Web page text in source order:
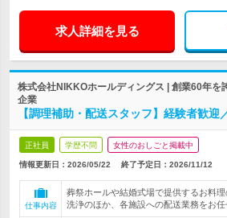
求人詳細を見る
株式会社NIKKOホールディングス | 創業60年を
企業
【調理補助・配送スタッフ】経験者歓迎
正社員 学歴不問 女性のおしごと掲載中
情報更新日：2026/05/22 終了予定日： 2026/11/12
仕事内容
葬祭ホールや結婚式場で提供するお料
洗浄のほか、各施設への配送業務をお任